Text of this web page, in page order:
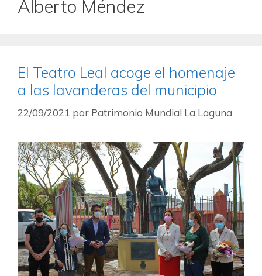
Alberto Méndez
El Teatro Leal acoge el homenaje
a las lavanderas del municipio
22/09/2021 por Patrimonio Mundial La Laguna